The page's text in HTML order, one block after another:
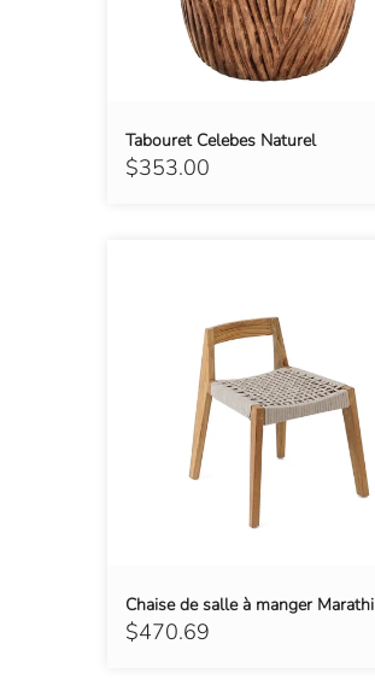
$353.00
Tabouret Celebes Naturel
$470.69
Chaise de salle à manger Marathi